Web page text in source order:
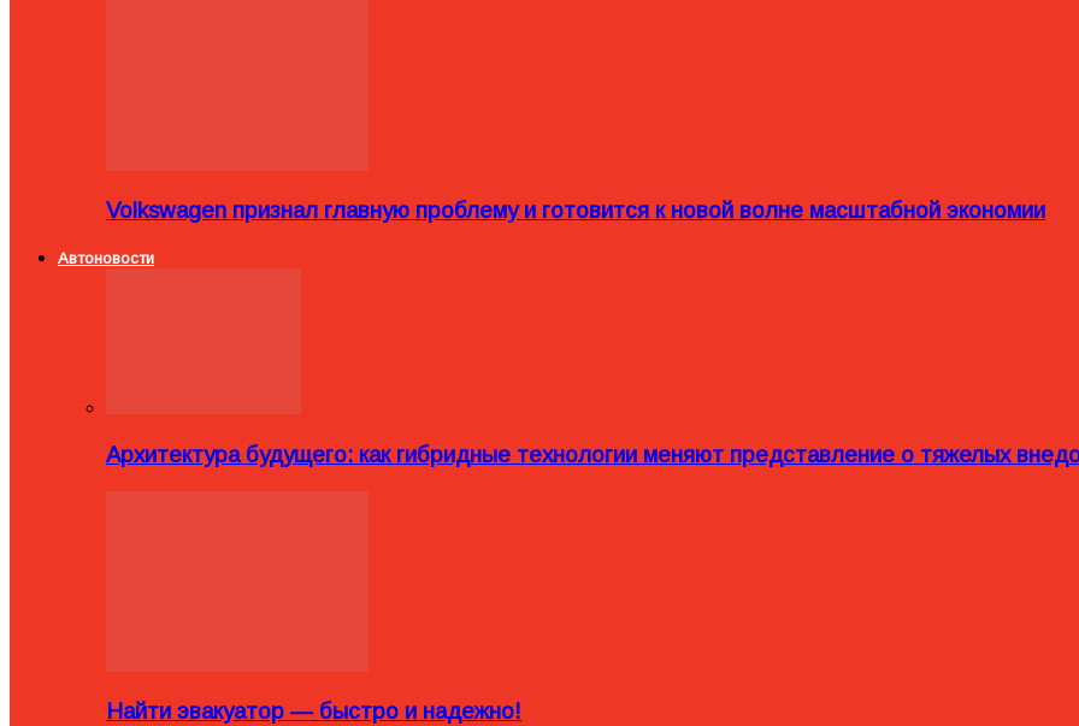
Volkswagen признал главную проблему и готовится к новой волне масштабной экономии
Автоновости
Архитектура будущего: как гибридные технологии меняют представление о тяжелых
Найти эвакуатор — быстро и надежно!